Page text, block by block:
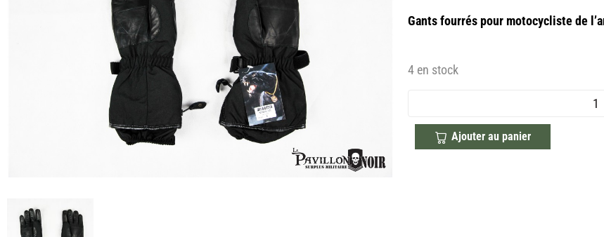
Gants fourrés pour motocycliste de
4 en stock
Ajouter au panier